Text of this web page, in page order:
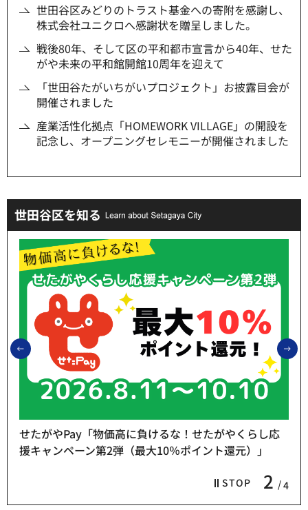
世田谷区みどりのトラスト基金への寄附を感謝し、
株式会社ユニクロへ感謝状を贈呈しました。
戦後80年、そして区の平和都市宣言から40年、せた
がや未来の平和館開館10周年を迎えて
「世田谷たがいちがいプロジェクト」お披露目会が
開催されました
産業活性化拠点「HOMEWORK VILLAGE」の開設を
記念し、オープニングセレモニーが開催されました
世田谷区を知る
前のスライドを表示
STOP 2 4
せたがやPay「物価高に負けるな！せたがやくらし応
援キャンペーン第2弾（最大10％ポイント還元）」